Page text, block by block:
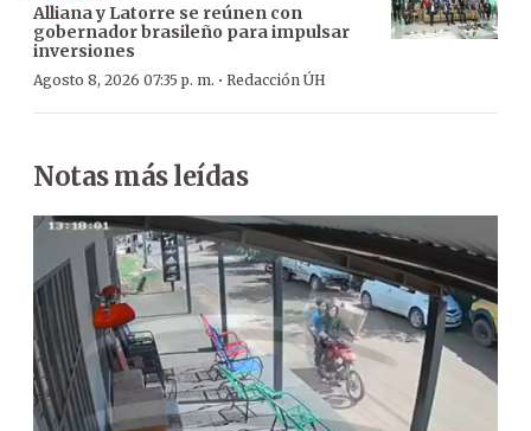
Alliana y Latorre se reúnen con
gobernador brasileño para impulsar
inversiones
Agosto 8, 2026 07:35 p. m. · Redacción ÚH
Notas más leídas